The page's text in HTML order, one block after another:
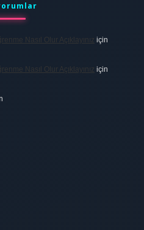
Nasıl Olur Açıklayınız için
Nasıl Olur Açıklayınız için